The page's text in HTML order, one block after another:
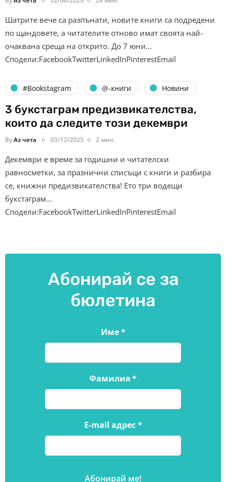
Шатрите вече са разпънати, новите книги са подредени
по щандовете, а читателите отново имат своята най-
очаквана среща на открито. До 7 юни…
Сподели:FacebookTwitterLinkedInPinterestEmail
#Bookstagram @-книги Новини
3 букстаграм предизвикателства,
които да следите този декември
ByАз чета 03/12/2025 2 мин.
Декември е време за годишни и читателски
равносметки, за празнични списъци с книги и разбира
се, книжни предизвикателства! Ето три водещи
букстаграм…
Сподели:FacebookTwitterLinkedInPinterestEmail
Абонирай се за
бюлетина
Име*
Фамилия*
E-mail адрес*